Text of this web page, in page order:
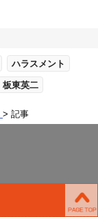
ハラスメント
板東英二
記事